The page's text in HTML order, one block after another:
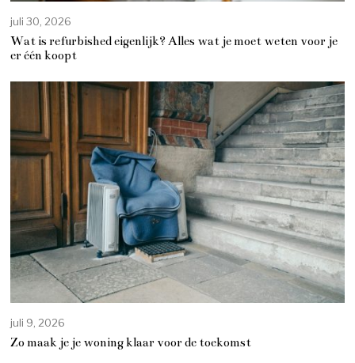
juli 30, 2026
Wat is refurbished eigenlijk? Alles wat je moet weten voor je
er één koopt
juli 9, 2026
Zo maak je je woning klaar voor de toekomst